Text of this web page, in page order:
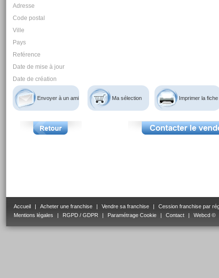
Adresse
Code postal
Ville
Pays
Reférence
Date de mise à jour
Date de création
Envoyer à un ami Ma sélection Imprimer la fiche
Accueil | Acheter une franchise | Vendre sa franchise |
Cession franchise par
Mentions légales
| RGPD / GDPR | Paramétrage Cookie | Contact | Webcd ©